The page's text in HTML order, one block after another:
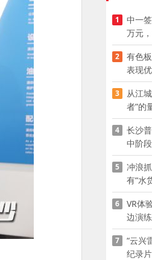
1
中一
万元
股
2
有色
表现
3
从江
者”的
沙 “才
4
长沙
中阶
少年
5
冲浪
有“水
6
VR体
边演
溺水
家门口
7
“云兴
纪录